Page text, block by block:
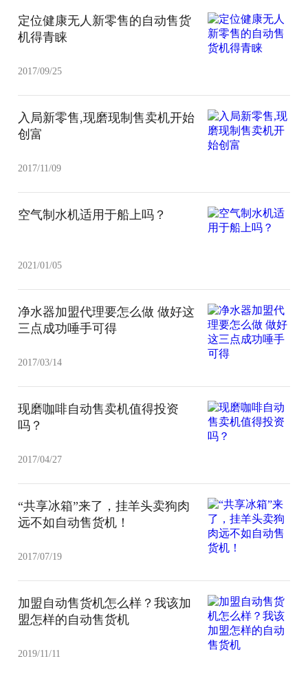
定位健康无人新零售的自动售货
机得青睐
2017/09/25
入局新零售,现磨现制售卖机开始
创富
2017/11/09
空气制水机适用于船上吗？
2021/01/05
净水器加盟代理要怎么做 做好这
三点成功唾手可得
2017/03/14
现磨咖啡自动售卖机值得投资
吗？
2017/04/27
“共享冰箱”来了，挂羊头卖狗肉
远不如自动售货机！
2017/07/19
加盟自动售货机怎么样？我该加
盟怎样的自动售货机
2019/11/11